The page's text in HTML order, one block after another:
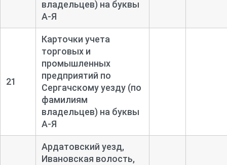
владельцев) на буквы
А-Я
21
Карточки учета
торговых и
промышленных
предприятий по
Сергачскому уезду (по
фамилиям
владельцев) на буквы
А-Я
Ардатовский уезд,
Ивановская волость,